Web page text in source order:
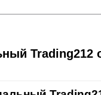
Trading212